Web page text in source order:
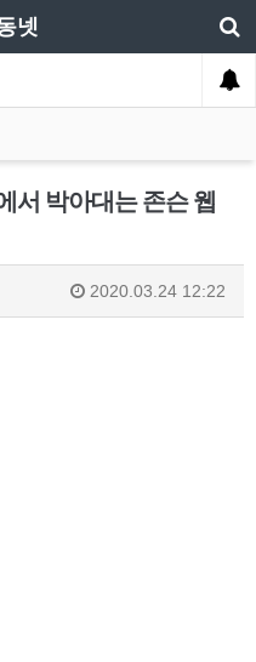
넷
서 박아대는 존슨 웹
2020.03.24 12:22